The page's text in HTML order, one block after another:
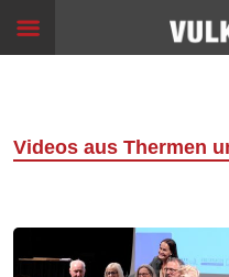
content
Start
Filme
VR
Videos aus Thermen